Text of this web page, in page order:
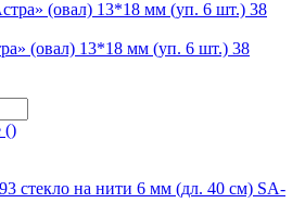
(овал) 13*18 мм (уп. 6 шт.) 38
()